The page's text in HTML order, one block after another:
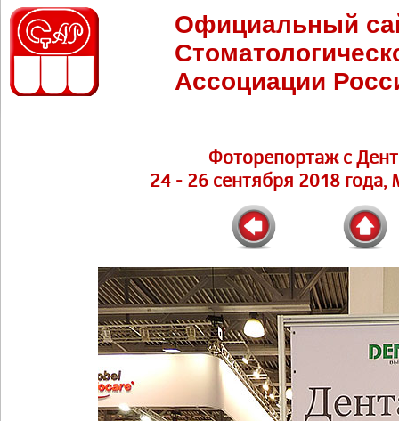
Официальный
Ассоциации
Фоторепортаж с
24 - 26 сентября 2018 года,